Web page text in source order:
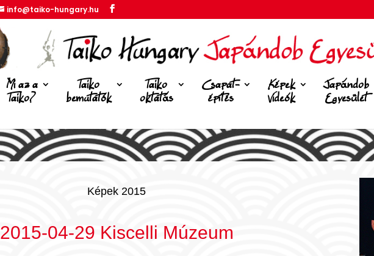
info@taiko-hungary.hu
Mi az a
Taiko?
Taiko
bemutatók
Taiko
oktatás
Csapat-
építés
Képek
Videók
Japándob
Egyesület
Képek 2015
2015-04-29 Kiscelli Múzeum